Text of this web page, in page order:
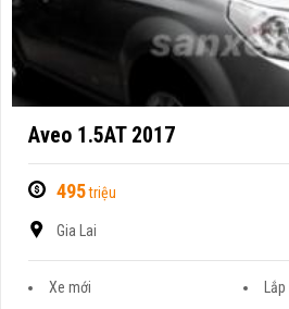
Aveo 1.5AT 2017
495triệu
Gia Lai
Xe mới